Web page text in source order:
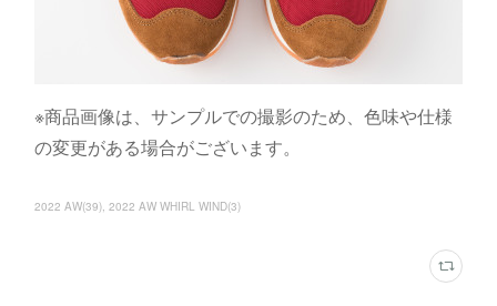
※商品画像は、サンプルでの撮影のため、色味や仕様
の変更がある場合がございます。
2022 AW(39) 2022 AW WHIRL WIND(3)